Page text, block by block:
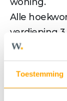
Toestemming
Alle
verdieping
Ook heeft
als